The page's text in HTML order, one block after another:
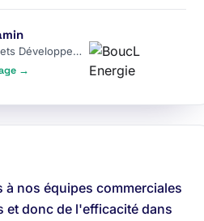
Cheffe de projets Développement
→
à nos équipes commerciales
et donc de l'efficacité dans